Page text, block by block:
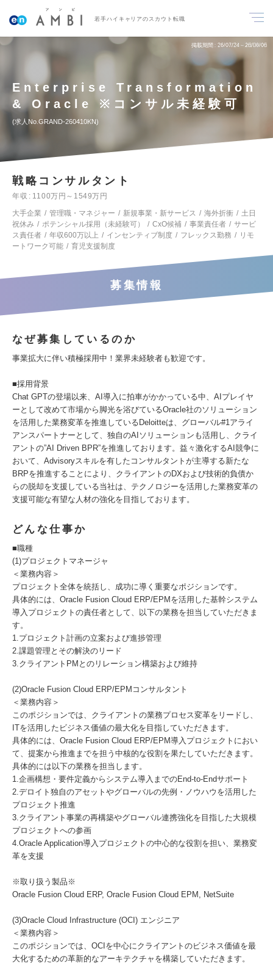
若手ハイキャリアのスカウト転職
掲載期間 26/07/24～26/08/06
Enterprise Transformation
& Oracle ※コンサル未経験可
求人No.GRAND-260410KN
戦略コンサルタント
年収
1100万円～1549万円
大手企業
管理職・マネジャー 新規事業・新サービス 海外折衝
土日
祝休み
ポテンシャル採用（未経験可） CxO候補 事業責任者
サービ
ス責任者
年収600万以上 インセンティブ制度 フレックス勤務
リモ
ートワーク可能
育児支援制度
募集情報
なぜ募集しているのか
事業拡大に伴い積極採用中！業界未経験者も歓迎です。
■採用背景
Chat GPTの登場以来、AI導入に拍車がかかっている中、AIプレイヤ
ーとして改めて市場から脚光を浴びているOracle社のソリューション
を活用した業務変革を推進しているDeloitteは、グローバル#1アライ
アンスパートナーとして、独自のAIソリューションも活用し、クライ
アントの”AI Driven BPR”を推進しております。益々激化するAI競争に
おいて、Advisoryスキルを有したコンサルタントが主導する新たな
BRPを推進することにより、クライアントのDXおよび技術的負債か
らの脱却を支援している当社は、テクノロジーを活用した業務変革の
支援可能な有望な人材の強化を目指しております。
どんな仕事か
■職種
(1)プロジェクトマネージャ
＜業務内容＞
プロジェクト全体を統括し、成功に導く重要なポジションです。
具体的には、Oracle Fusion Cloud ERP/EPMを活用した基幹システム
導入プロジェクトの責任者として、以下の業務を担当していただきま
す。
1.プロジェクト計画の立案および進捗管理
2.課題管理とその解決のリード
3.クライアントPMとのリレーション構築および維持
(2)Oracle Fusion Cloud ERP/EPMコンサルタント
＜業務内容＞
このポジションでは、クライアントの業務プロセス変革をリードし、
ITを活用したビジネス価値の最大化を目指していただきます。
具体的には、Oracle Fusion Cloud ERP/EPM導入プロジェクトにおい
て、提案から推進までを担う中核的な役割を果たしていただきます。
具体的には以下の業務を担当します。
1.企画構想・要件定義からシステム導入までのEnd-to-Endサポート
2.デロイト独自のアセットやグローバルの先例・ノウハウを活用した
プロジェクト推進
3.クライアント事業の再構築やグローバル連携強化を目指した大規模
プロジェクトへの参画
4.Oracle Application導入プロジェクトの中心的な役割を担い、業務変
革を支援
※取り扱う製品※
Oracle Fusion Cloud ERP, Oracle Fusion Cloud EPM, NetSuite
(3)Oracle Cloud Infrastructure (OCI) エンジニア
＜業務内容＞
このポジションでは、OCIを中心にクライアントのビジネス価値を最
大化するための革新的なアーキテクチャを構築していただきます。